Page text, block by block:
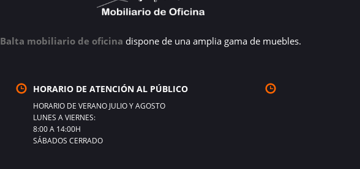
Balta mobiliario de oficina dispone de una amplia gama de muebles.
HORARIO DE ATENCIÓN AL PÚBLICO
HORARIO DE VERANO JULIO Y AGOSTO
LUNES A VIERNES:
8:00 A 14:00H
SÁBADOS CERRADO